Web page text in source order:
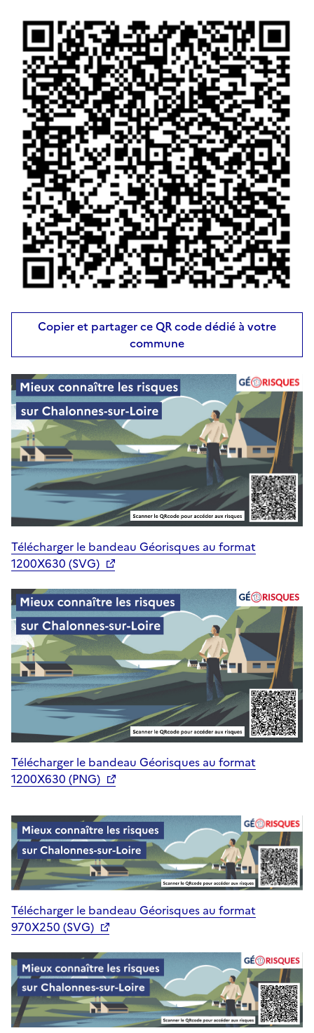
Copier et partager ce QR code dédié à votre
commune
Télécharger le bandeau Géorisques au format
1200X630 (SVG)
Télécharger le bandeau Géorisques au format
1200X630 (PNG)
Télécharger le bandeau Géorisques au format
970X250 (SVG)